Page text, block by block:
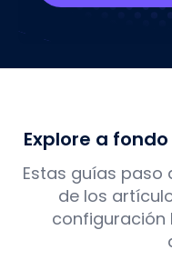
Explore a
Estas guías
de los
configuración